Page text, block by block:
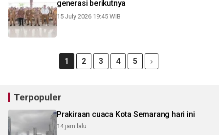
generasi berikutnya
15 July 2026 19:45 WIB
1 2 3 4 5
Terpopuler
Prakiraan cuaca Kota Semarang hari ini
14 jam lalu